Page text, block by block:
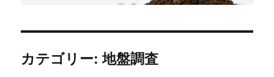
カテゴリー: 地盤調査